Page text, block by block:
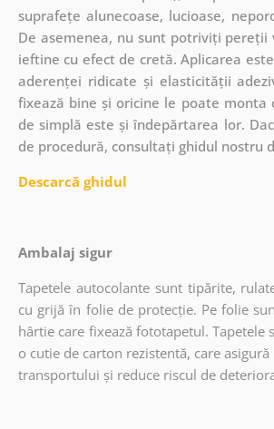
suprafețe alunecoase, lucioase,
De asemenea, nu sunt potriviți pereții
ieftine cu efect de cretă. Aplicarea
aderenței ridicate și elasticității
fixează bine și oricine le poate monta
de simplă este și îndepărtarea lor.
de procedură, consultați ghidul nostru
Descarcă ghidul
Ambalaj sigur
Tapetele autocolante sunt tipărite,
cu grijă în folie de protecție. Pe folie
hârtie care fixează fototapetul. Tapetele
o cutie de carton rezistentă, care
transportului și reduce riscul de